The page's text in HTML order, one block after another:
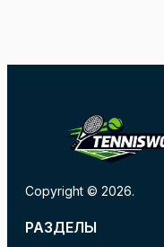
Copyright © 2026.
РАЗДЕЛЫ